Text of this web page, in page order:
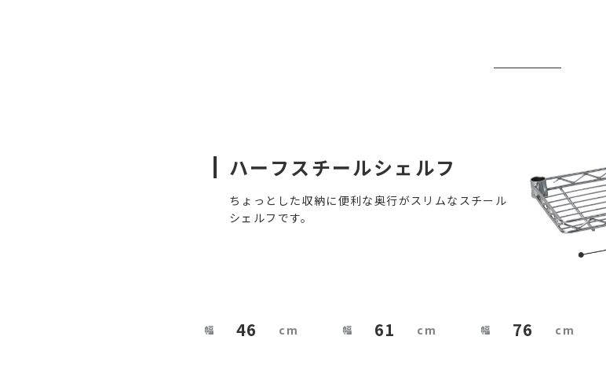
ハーフスチールシェルフ
ちょっとした収納に便利な奥行がスリムなスチール
シェルフです。
46 61 76